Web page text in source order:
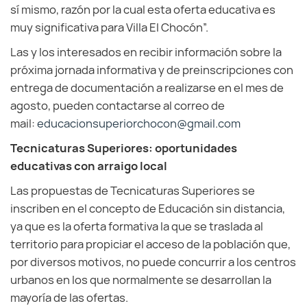
sí mismo, razón por la cual esta oferta educativa es
muy significativa para Villa El Chocón”.
Las y los interesados en recibir información sobre la
próxima jornada informativa y de preinscripciones con
entrega de documentación a realizarse en el mes de
agosto, pueden contactarse al correo de
mail:educacionsuperiorchocon@gmail.com
Tecnicaturas Superiores: oportunidades
educativas con arraigo local
Las propuestas de Tecnicaturas Superiores se
inscriben en el concepto de Educación sin distancia,
ya que es la oferta formativa la que se traslada al
territorio para propiciar el acceso de la población que,
por diversos motivos, no puede concurrir a los centros
urbanos en los que normalmente se desarrollan la
mayoría de las ofertas.